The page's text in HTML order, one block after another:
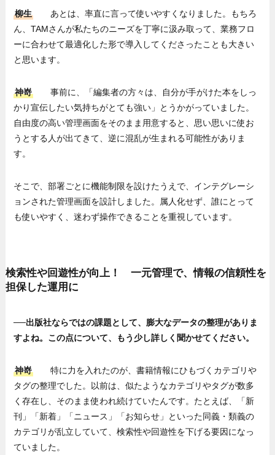
柳生
あとは、率直に言って使いやすくなりました。もちろ
ん、TAMさんが私たちのニーズを丁寧に汲み取って、業務フロ
ーに合わせて最適化した形で導入してくださったことも大きい
と思います。
神嵜
事前に、「編集者の方々は、自分が手がけた本をしっ
かり宣伝したい気持ちがとても強い」とうかがっていました。
自由度の高い管理画面をそのまま用意すると、思い思いに使お
うとする人が出てきて、逆に混乱が生まれる可能性がありま
す。
そこで、部署ごとに機能制限を設けたうえで、インテグレーシ
ョンされた管理画面を設計しました。属人化せず、誰にとって
も使いやすく、迷わず操作できることを重視しています。
検索性や回遊性が向上！ 一元管理で、情報の信頼性を
担保した運用に
──出版社ならではの課題として、膨大なデータの整理がありま
すよね。この点について、もう少し詳しく聞かせてください。
神嵜
特に力を入れたのが、書籍情報にひもづくカテゴリや
タグの整理でした。以前は、似たようなカテゴリやタグが数多
く存在し、そのまま使われ続けていたんです。たとえば、「新
刊」「新着」「ニュース」「お知らせ」といった同義・類義の
カテゴリが乱立していて、検索性や回遊性を下げる要因になっ
ていました。